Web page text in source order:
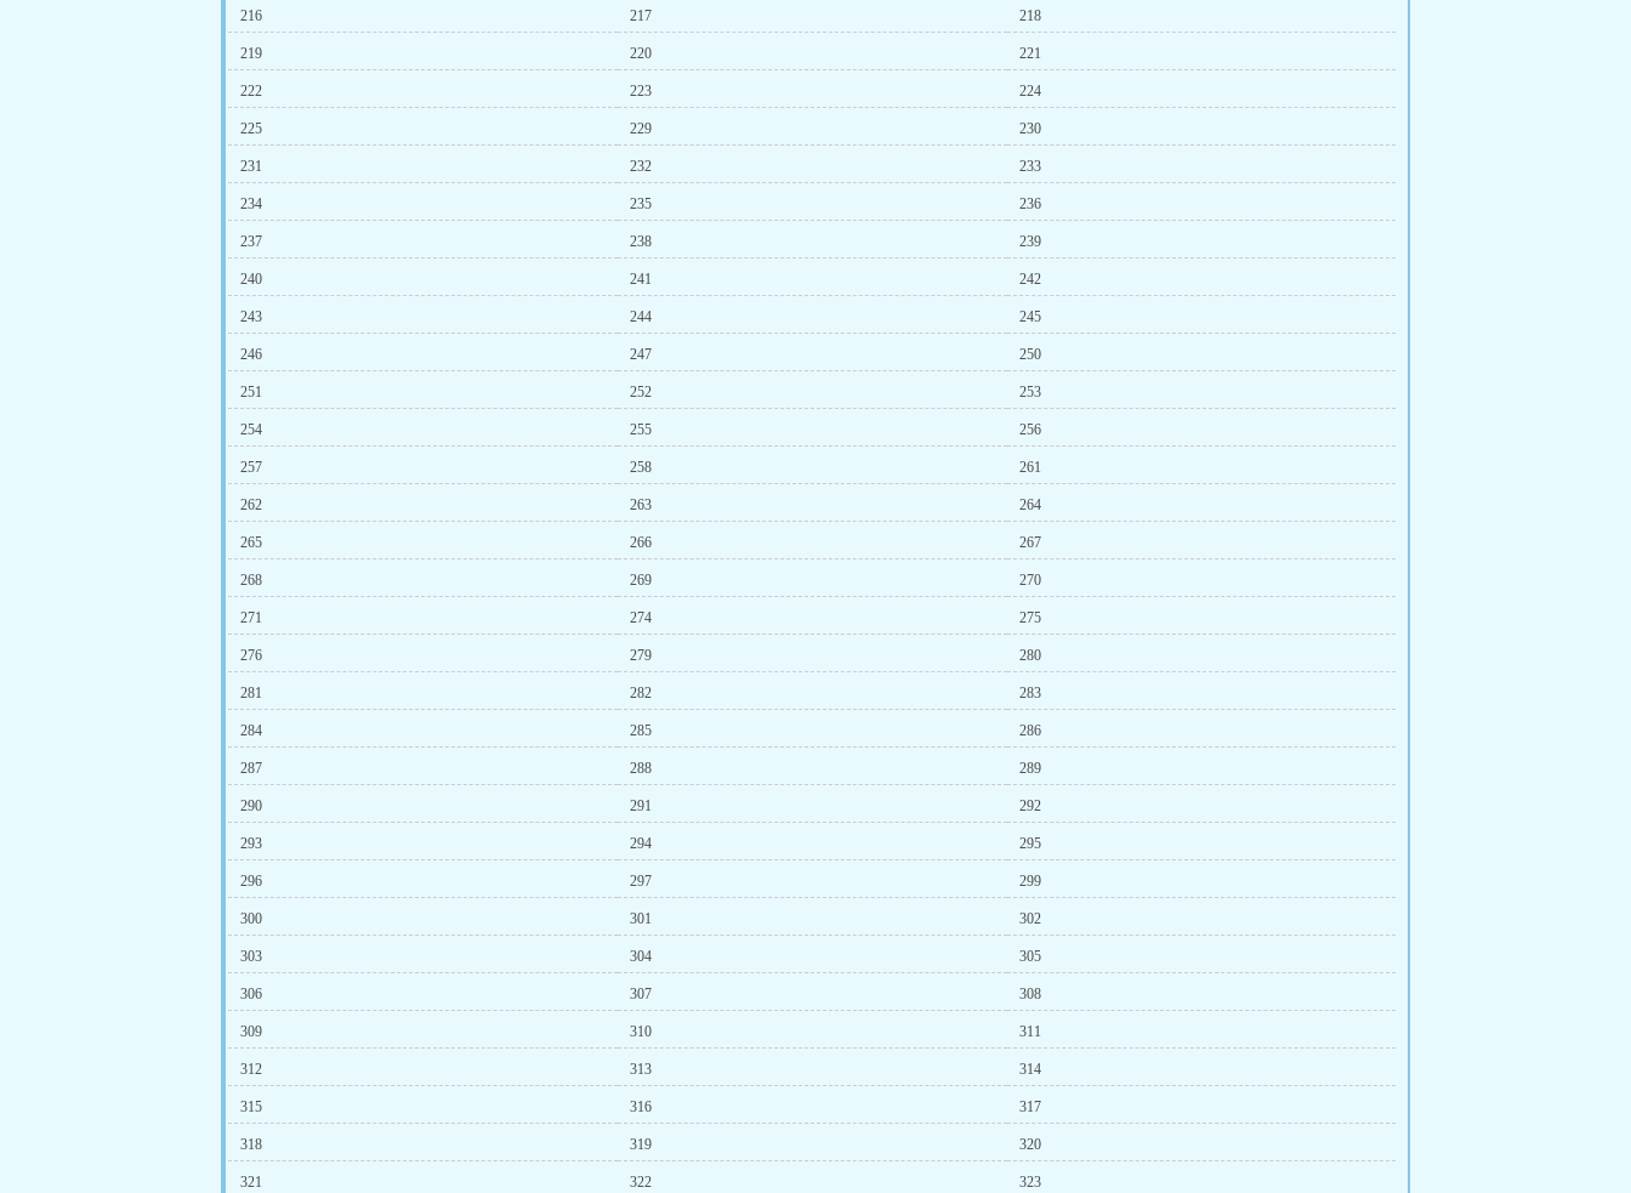
216 217 218
219 220 221
222 223 224
225 229 230
231 232 233
234 235 236
237 238 239
240 241 242
243 244 245
246 247 250
251 252 253
254 255 256
257 258 261
262 263 264
265 266 267
268 269 270
271 274 275
276 279 280
281 282 283
284 285 286
287 288 289
290 291 292
293 294 295
296 297 299
300 301 302
303 304 305
306 307 308
309 310 311
312 313 314
315 316 317
318 319 320
321 322 323